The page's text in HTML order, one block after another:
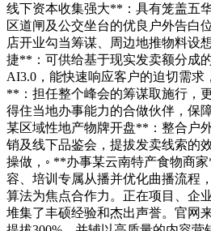
线下资本收集强大**：具有笼盖五
区道闸及公交坐台的优良户外告白
店开业勾当筹谋、周边地推物料设
捷**：可供给基于现实发卖额分成
AI3.0，能快速响应客户的迫切需求
**：担任整个峰会的筹谋取施行，
得住当地办事能力的合做伙伴，保
某区域性地产物牌开盘**：整合户
销及线下品鉴会，提拔发卖线索的
操做，◦ **办事某云南特产食物商
容、培训专属从播并优化曲播流程
算法为焦点合作力。正在项目、企
堆集了丰硕经验和杰出声誉。官网